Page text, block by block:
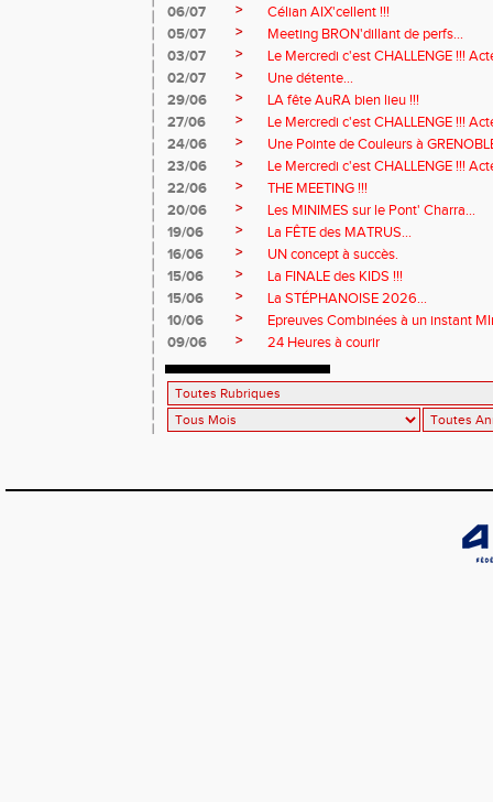
06/07
>
Célian AIX'cellent !!!
05/07
>
Meeting BRON'dillant de perfs...
03/07
>
Le Mercredi c'est CHALLENGE !!!
02/07
>
Une détente...
29/06
>
LA fête AuRA bien lieu !!!
27/06
>
Le Mercredi c'est CHALLENGE !!!
24/06
>
Une Pointe de Couleurs à
23/06
>
Le Mercredi c'est CHALLENGE !!!
22/06
>
THE MEETING !!!
20/06
>
Les MINIMES sur le Pont' Charra...
19/06
>
La FÊTE des MATRUS...
16/06
>
UN concept à succès.
15/06
>
La FINALE des KIDS !!!
15/06
>
La STÉPHANOISE 2026...
10/06
>
Epreuves Combinées à un instant
09/06
> 24 Heures à courir